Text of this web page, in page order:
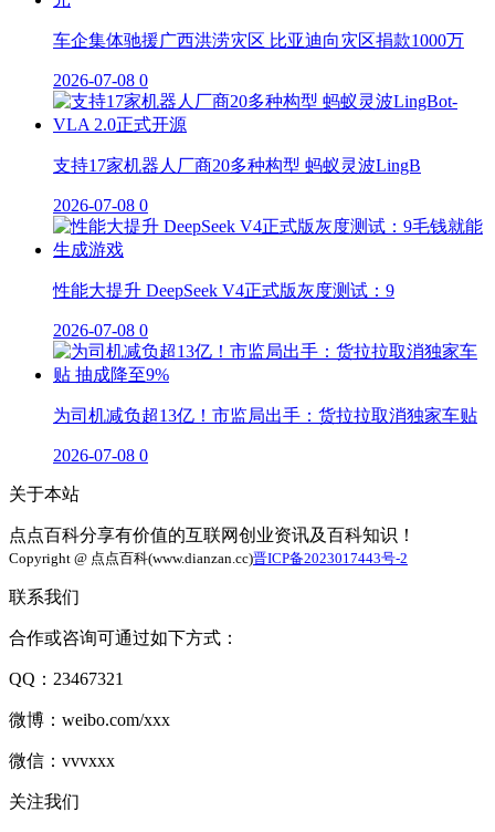
车企集体驰援广西洪涝灾区 比亚迪向灾区捐款1000万
2026-07-08 0
支持17家机器人厂商20多种构型 蚂蚁灵波LingB
2026-07-08 0
性能大提升 DeepSeek V4正式版灰度测试：9
2026-07-08 0
为司机减负超13亿！市监局出手：货拉拉取消独家车贴
2026-07-08 0
关于本站
点点百科分享有价值的互联网创业资讯及百科知识！
Copyright @ 点点百科(www.dianzan.cc)晋ICP备2023017443号-2
联系我们
合作或咨询可通过如下方式：
QQ：23467321
微博：weibo.com/xxx
微信：vvvxxx
关注我们